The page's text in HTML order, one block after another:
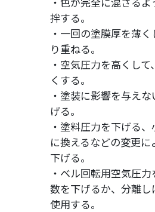
拌する。
・一回の塗膜厚を薄
り重ねる。
・空気圧力を高くし
くする。
・塗装に影響を与え
げる。
・塗料圧力を下げる
に換えるなどの変更に
下げる。
・ベル回転用空気圧
数を下げるか、分離し
使用する。